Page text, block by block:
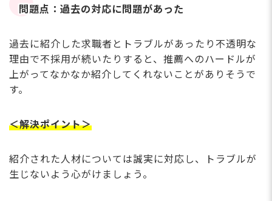
問題点：過去の対応に問題があった
過去に紹介した求職者とトラブルがあったり不透明な
理由で不採用が続いたりすると、推薦へのハードルが
上がってなかなか紹介してくれないことがありそうで
す。
＜解決ポイント＞
紹介された人材については誠実に対応し、トラブルが
生じないよう心がけましょう。